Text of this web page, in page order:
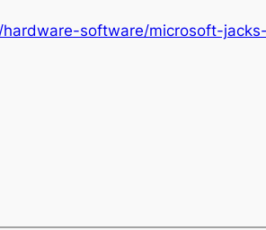
software/microsoft-